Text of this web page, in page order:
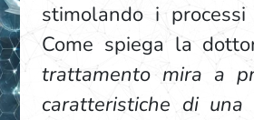
stimolando i
Come spiega la
trattamento mira a
caratteristiche di una